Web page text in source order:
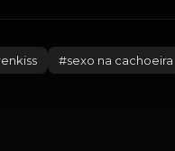
#sexo na cachoeira